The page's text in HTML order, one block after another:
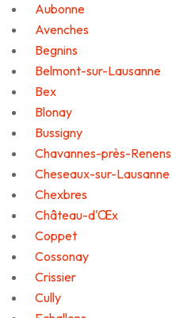
Aubonne
Avenches
Begnins
Belmont-sur-Lausanne
Bex
Blonay
Bussigny
Chavannes-près-Renens
Cheseaux-sur-Lausanne
Chexbres
Château-d'Œx
Coppet
Cossonay
Crissier
Cully